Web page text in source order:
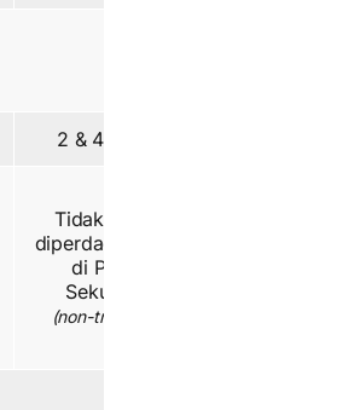
2 & 4 tahun
Tidak dapat
diperdagangkan
di Pasar
Sekunder
(non-tradable)